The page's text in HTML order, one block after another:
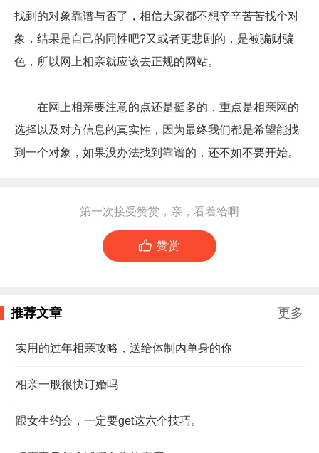
找到的对象靠谱与否了，相信大家都不想辛辛苦苦找个对
象，结果是自己的同性吧?又或者更悲剧的，是被骗财骗
色，所以网上相亲就应该去正规的网站。
在网上相亲要注意的点还是挺多的，重点是相亲网的
选择以及对方信息的真实性，因为最终我们都是希望能找
到一个对象，如果没办法找到靠谱的，还不如不要开始。
第一次接受赞赏，亲，看着给啊
 赞赏
推荐文章 更多
实用的过年相亲攻略，送给体制内单身的你
相亲一般很快订婚吗
跟女生约会，一定要get这六个技巧。